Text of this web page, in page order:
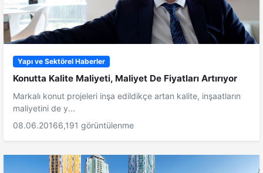
Yapı ve Sektörel Haberler
Konutta Kalite Maliyeti, Maliyet De Fiyatları Artırıyor
Markalı konut projeleri inşa edildikçe artan kalite, inşaatların
maliyetini de y...
08.06.20166,191 görüntülenme